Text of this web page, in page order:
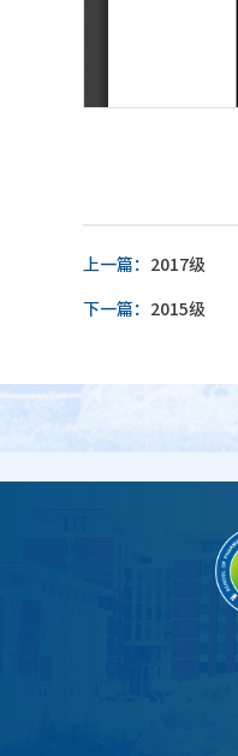
上一篇： 2017级
下一篇： 2015级